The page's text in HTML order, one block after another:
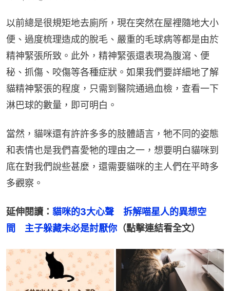
以前總是很規矩地去廁所，現在突然在屋裡隨地大小
便、過度梳理造成的脫毛、嚴重的毛球病等都是由於
精神緊張所致。此外，精神緊張還表現為腹瀉、便
秘、抓傷、咬傷等各種症狀。如果我們要詳細地了解
貓精神緊張的程度，只需到醫院通過血檢，查看一下
淋巴球的數量，即可明白。
當然，貓咪還有許許多多的肢體語言，牠不同的姿態
和表情也是我們喜愛牠的理由之一，想要明白貓咪到
底在對我們說些甚麼，還需要貓咪的主人們在平時多
多觀察。
延伸閱讀： 貓咪的3大心聲　拆解喵星人的異想空
間　主子躲藏未必是討厭你 （點擊連結看全文）